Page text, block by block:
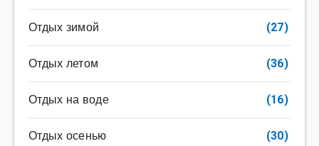
Отдых зимой (27)
Отдых летом (36)
Отдых на воде (16)
Отдых осенью (30)